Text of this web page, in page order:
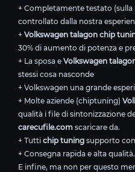
+ Completamente testato
controllato dalla nostra
+ Volkswagen talagon chip
30% di aumento di potenza e
+ La sposa e Volkswagen
stessi cosa nasconde
+ Volkswagen una grande
+ Molte aziende (chiptuning)
qualità i file di sintonizzazione
carecufile.com scaricare da.
+ Tutti chip tuning supporto
+ Consegna rapida e alta qualità.
E infine, ma non per questo